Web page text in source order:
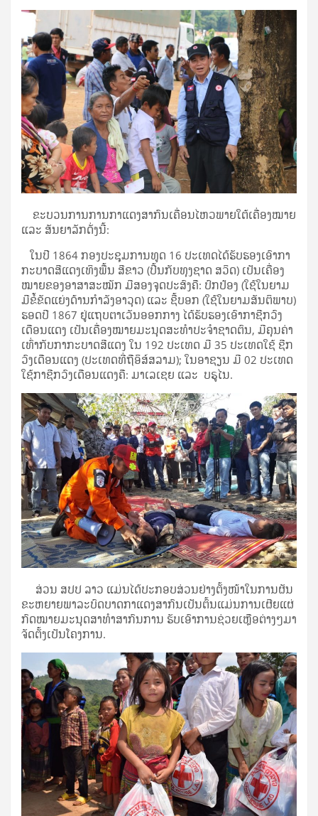
ຂະ​ບວນ​ການ​ການ​ກາ​ແດງ​​ສາ​ກົນ​ເຄື່ອນ​ໄຫວ​ພາຍ​ໃຕ້ເຄື່ອງ​ໝາຍ
ແລະ​ ສັນ​ຍາລັກດັ່ງ​ນີ້:
ໃນ​ປີ 1864 ກອງ​ປະ​ຊຸມ​ການ​ທູດ 16 ປະ​ເທດ​ໄດ້​ຮັບ​ຮອງ​ເອົາ​ກາ​
ກະ​ບາດ​ສີ​ແດງ​ເທິງ​ພື້ນ ​ສີ​ຂາວ (ປີ້ນ​ກັບ​ທຸງ​ຊາດ ສວິດ) ເປັນ​ເຄື່ອງ​
ໝາຍ​ຂອງ​ອາ​ສາ​ສະ​ໝັກ​ ມີ​ສອງ​ຈຸດ​ປະ​ສົງ​ຄື: ປົກ​ປ້ອງ (ໃຊ້​ໃນ​ຍາມ​
ມີ​ຂໍ້​ຂັດ​ແຍ່ງ​ດ້ານ​ກຳ​ລັງ​ອາ​ວຸດ) ແລະ ຊີ້ບອກ (ໃຊ້​ໃນ​ຍາມ​ສັນ​ຕິ​ພາບ)
ຮອດ​ປີ 1867 ຢູ່​ແຖບຕາ​ເວັນ​ອອກ​ກາງ ໄດ້​ຮັບ​ຮອງ​ເອົາ​ກາ​ຊີກວົງ​
ເດືອນ​ແດງ ​ເປັນ​ເຄື່ອງ​ໝາຍ​ມະ​ນຸດ​ສະ​ທຳ​ປະ​ຈຳ​ຊາດ​ຕົນ, ມີ​ຄຸນ​ຄ່າ​
ເທົ່າ​ກັບ​ກາ​ກະ​ບາດ​ສີ​ແດງ ໃນ 192 ປະ​ເທດ​ ມີ 35 ປະ​ເທດ​ໃຊ້ ຊີກ
ວົງ​ເດືອນ​ແດງ (ປະ​ເທດ​ທີ່​ຖື​ອິ​ສ໌​ສ​ລາມ); ໃນ​ອາ​ຊຽນ ມີ 02 ປະ​ເທດ​
ໃຊ້​ກາ​ຊີກວົງ​ເດືອນ​ແດງ​ຄື: ມາ​ເລ​ເຊຍ ແລະ ບ​ຣູ​ໄນ.
ສ່ວນ ​ສ​ປ​ປ​ ລາວ​ ແມ່ນ​ໄດ້​ປະ​ກອບ​ສ່ວນ​ຢ່າງ​ຕັ້ງ​ໜ້າ​ໃນ​ການ​ຜັນ​
ຂະ​ຫຍາຍ​ພາ​ລະ​ບົດ​ບາດ​ກາ​ແດງ​ສາ​ກົນ​ເປັນຕົ້ນ​ແມ່ນ​ການ​ເຜີຍ​ແຜ່​
ກົດ​ໝາຍ​ມະ​ນຸດ​ສາ​ທຳ​ສາ​ກົນ​ການ ​ຮັບ​ເອົາ​ການ​ຊ່ວຍ​ເຫຼືອ​ຕ່າງໆ​ມາ​
ຈັດ​ຕັ້ງ​ເປັນ​ໂຄງ​ກາ​ນ​.